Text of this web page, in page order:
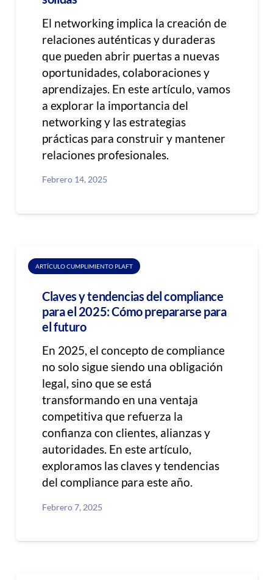
El networking implica la creación de
relaciones auténticas y duraderas
que pueden abrir puertas a nuevas
oportunidades, colaboraciones y
aprendizajes. En este artículo, vamos
a explorar la importancia del
networking y las estrategias
prácticas para construir y mantener
relaciones profesionales.
Febrero 14, 2025
ARTÍCULO CUMPLIMIENTO PLAFT
Claves y tendencias del compliance
para el 2025: Cómo prepararse para
el futuro
En 2025, el concepto de compliance
no solo sigue siendo una obligación
legal, sino que se está
transformando en una ventaja
competitiva que refuerza la
confianza con clientes, alianzas y
autoridades. En este artículo,
exploramos las claves y tendencias
del compliance para este año.
Febrero 7, 2025